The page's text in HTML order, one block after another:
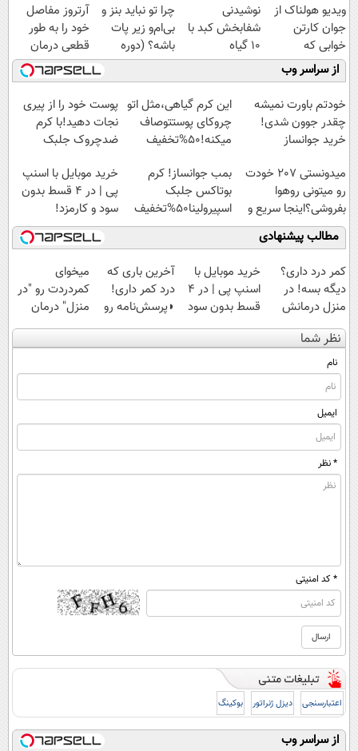
ویدیو هولناک از
جوان کارتن
خوابی که
میلیاردر شد.
آموزش رایگان
نوشیدنی
شفابخش کبد با
10 گیاه
موثر(تخفیف تا
امشب)
چرا تو نباید بنز و
بی‌ام‌و زیر پات
باشه؟ (دوره
رایگان درآمد
میلیاردی)
آرتروز مفاصل
خود را به طور
قطعی درمان
کنید!
◗پرسش‌نامه◖
از سراسر وب
خودتم باورت نمیشه
چقدر جوون شدی!
خرید جوانساز
ویژه
این کرم گیاهی،مثل اتو
چروکای پوستتوصاف
میکنه!50%تخفیف
پوست خود را از پیری
نجات دهید!با کرم
ضدچروک جلبک
میدونستی 207 خودت
رو میتونی روهوا
بفروشی؟اینجا سریع و
راحت بفروش
بمب جوانساز! کرم
بوتاکس جلبک
اسپیرولینا50%تخفیف
خرید موبایل با اسنپ
پی | در ۴ قسط بدون
سود و کارمزد!
مطالب پیشنهادی
کمر درد داری؟
دیگه بسه! در
منزل درمانش
کن
(◀پرسش‌نامه)
خرید موبایل با
اسنپ پی | در ۴
قسط بدون سود
و کارمزد!
آخرین باری که
درد کمر داری!
◗پرسش‌نامه رو
پر کن◖
میخوای
کمردردت رو "در
منزل" درمان
کنی؟ (◂فیلم +
◂پرسش‌نامه)
نظر شما
نام
ایمیل
* نظر
* کد امنیتی
اعتبارسنجی دیزل ژنراتور بوکینگ
از سراسر وب